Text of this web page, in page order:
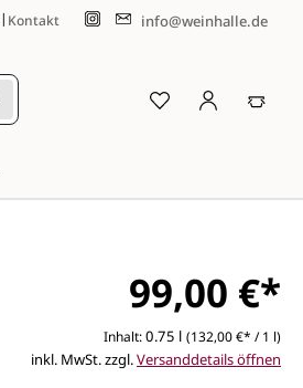
| Kontakt info@weinhalle.de
99,00 €*
Inhalt:0.75 l (132,00 €* / 1 l)
inkl. MwSt. zzgl.Versanddetails öffnen